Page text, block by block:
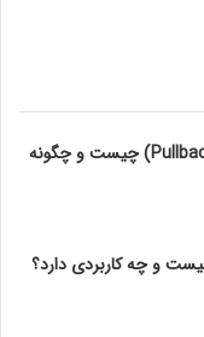
اصلاح قیمت یا پولبک (Pullback) چیست و چگونه
و چه کاربردی دارد؟